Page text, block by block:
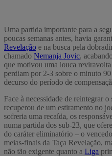
Uma partida importante para a
poucas semanas antes, havia
Revelação e na busca pela
chamado Nemanja Jovic,
que motivou uma louca
perdiam por 2-3 sobre o minuto
decurso do período de
Face à necessidade de reintegrar
recuperou de um estiramento no
sofreria uma recaída, os
numa partida dos sub-23, que
do caráter eliminatório – o
meias-finais da Taça Revelação,
não tão exigente quanto a Liga